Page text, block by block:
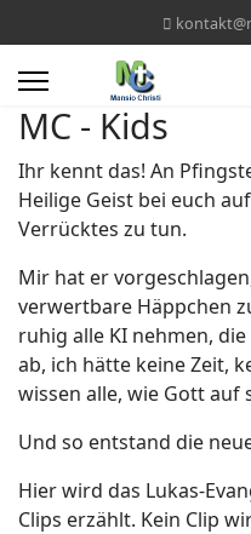
MC - Kids
Ihr kennt das! An
Heilige Geist bei euch
Verrücktes zu tun.
Mir hat er
verwertbare Häppchen
ruhig alle KI nehmen,
ab, ich hätte keine Zeit,
wissen alle, wie Gott
Und so entstand die
Hier wird das Lukas-
Clips erzählt. Kein Clip